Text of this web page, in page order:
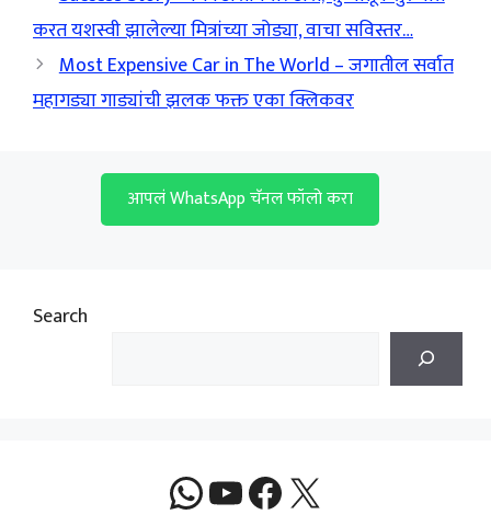
करत यशस्वी झालेल्या मित्रांच्या जोड्या, वाचा सविस्तर…
Most Expensive Car in The World – जगातील सर्वात
महागड्या गाड्यांची झलक फक्त एका क्लिकवर
आपलं WhatsApp चॅनल फॉलो करा
Search
WhatsApp
YouTube
Facebook
X